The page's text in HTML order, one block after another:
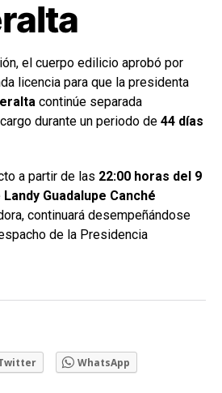
el cuerpo edilicio aprobó por
licencia para que la presidenta
continúe separada
durante un periodo de 44 días
a partir de las 22:00 horas del 9
Landy Guadalupe Canché
continuará desempeñándose
de la Presidencia
WhatsApp